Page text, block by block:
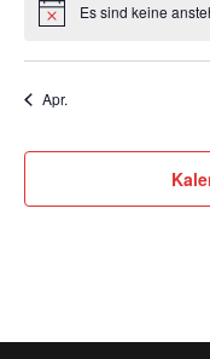
HinweisEs sind keine
Apr.